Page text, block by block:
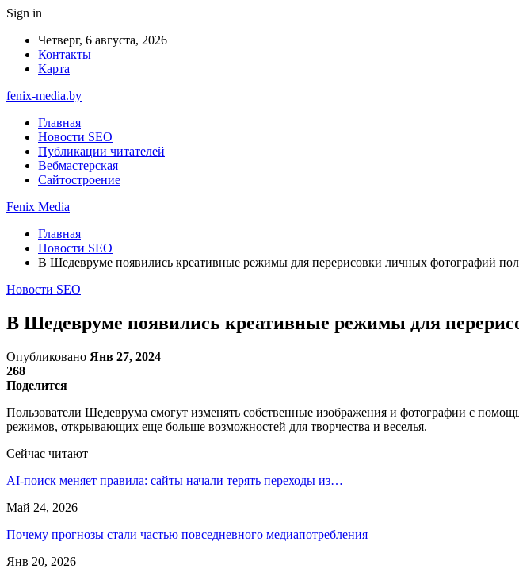
Sign in
Четверг, 6 августа, 2026
Контакты
Карта
fenix-media.by
Главная
Новости SEO
Публикации читателей
Вебмастерская
Сайтостроение
Fenix Media
Главная
Новости SEO
В Шедевруме появились креативные режимы для перерисовки личных фотографий
Новости SEO
В Шедевруме появились креативные режимы для
Опубликовано Янв 27, 2024
268
Поделится
Пользователи Шедеврума смогут изменять собственные изображения и фотографии с
режимов, открывающих еще больше возможностей для творчества и веселья.
Сейчас читают
AI-поиск меняет правила: сайты начали терять переходы из…
Май 24, 2026
Почему прогнозы стали частью повседневного медиапотребления
Янв 20, 2026